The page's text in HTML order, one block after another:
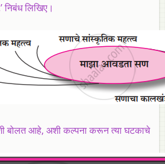
निबंध लिखिए।
बोलत आहे, अशी कल्पना करून त्या घटकाचे